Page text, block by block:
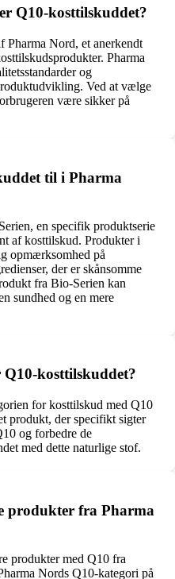
Q10-kosttilskuddet?
Pharma Nord, et anerkendt
Pharma
og
Ved at vælge
være sikker på
til i Pharma
en specifik produktserie
af kosttilskud. Produkter i
opmærksomhed på
der er skånsomme
fra Bio-Serien kan
sundhed og en mere
kosttilskuddet?
for kosttilskud med Q10
produkt, der specifikt sigter
og forbedre de
med dette naturlige stof.
produkter fra Pharma
produkter med Q10 fra
Nords Q10-kategori på